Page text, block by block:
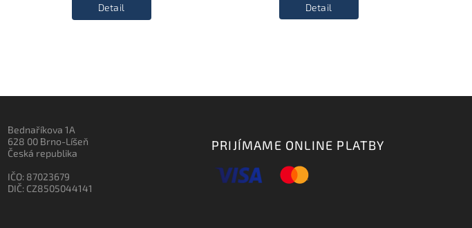
Detail Detail
Bednaříkova 1A
628 00 Brno-Líšeň
Česká republika
IČO: 87023679
DIČ: CZ8505044141
PRIJÍMAME ONLINE PLATBY